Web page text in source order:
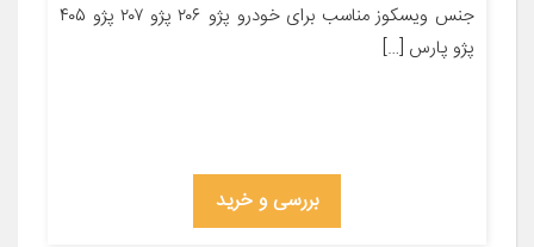
جنس ویسکوز مناسب برای خودرو پژو ۲۰۶ پژو ۲۰۷ پژو ۴۰۵
پژو پارس […]
بررسی و خرید